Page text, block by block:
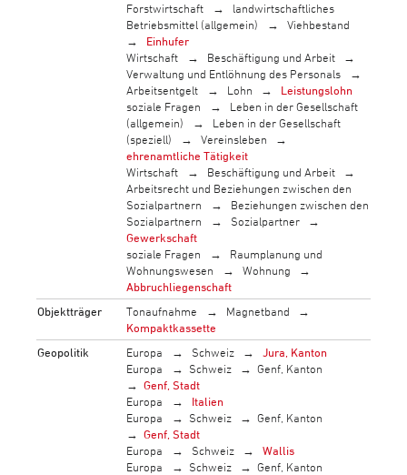
Forstwirtschaft
landwirtschaftliches
Betriebsmittel (allgemein)
Viehbestand
Einhufer
Wirtschaft
Beschäftigung und Arbeit
Verwaltung und Entlöhnung des Personals
Arbeitsentgelt
Lohn
Leistungslohn
soziale Fragen
Leben in der Gesellschaft
(allgemein)
Leben in der Gesellschaft
(speziell)
Vereinsleben
ehrenamtliche Tätigkeit
Wirtschaft
Beschäftigung und Arbeit
Arbeitsrecht und Beziehungen zwischen den
Sozialpartnern
Beziehungen zwischen den
Sozialpartnern
Sozialpartner
Gewerkschaft
soziale Fragen
Raumplanung und
Wohnungswesen
Wohnung
Abbruchliegenschaft
Objektträger
Tonaufnahme
Magnetband
Kompaktkassette
Geopolitik
Europa Schweiz
Jura, Kanton
Europa
Schweiz
Genf, Kanton
Genf, Stadt
Europa
Italien
Europa
Schweiz
Genf, Kanton
Genf, Stadt
Europa
Schweiz
Wallis
Europa
Schweiz
Genf, Kanton